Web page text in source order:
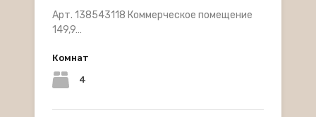
Арт. 138543118 Коммерческое помещение
149,9…
Комнат
4